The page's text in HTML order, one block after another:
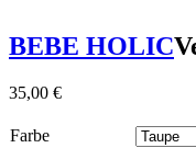
BEBE HOLIC
35,00 €
Farbe